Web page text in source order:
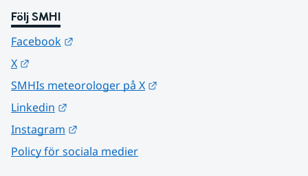
Följ SMHI
Facebook
X
SMHIs meteorologer på X
Linkedin
Instagram
Policy för sociala medier